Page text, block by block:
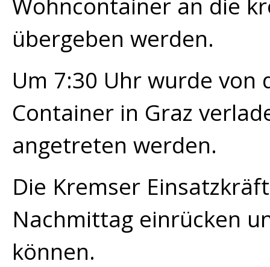
Wohncontainer an die
übergeben werden.
Um 7:30 Uhr wurde
Container in Graz
angetreten werden.
Die Kremser
Nachmittag einrücken
können.